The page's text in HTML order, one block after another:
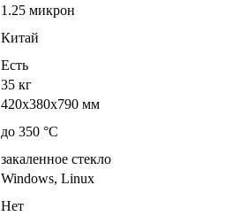
1.25 микрон
Китай
Есть
35 кг
420x380x790 мм
до 350 °C
закаленное стекло
Windows, Linux
Нет